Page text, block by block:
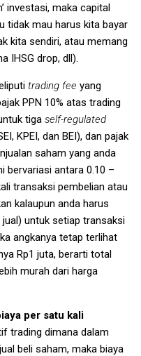
investasi, maka capital
tidak mau harus kita bayar
kita sendiri, atau memang
IHSG drop, dll).
trading fee yang
PPN 10% atas trading
tiga self-regulated
KPEI, dan BEI), dan pajak
saham yang anda
bervariasi antara 0.10 –
transaksi pembelian atau
kalaupun anda harus
jual) untuk setiap transaksi
angkanya tetap terlihat
Rp1 juta, berarti total
murah dari harga
per satu kali
trading dimana dalam
beli saham, maka biaya